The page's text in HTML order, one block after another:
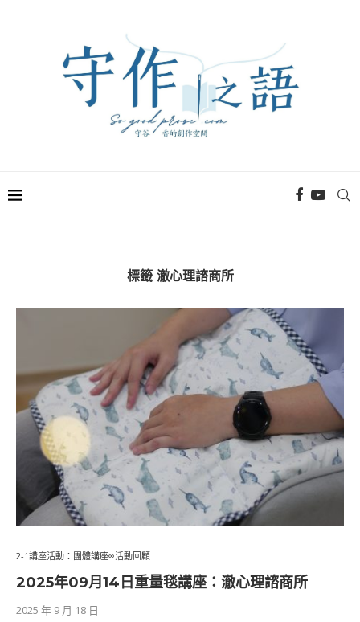
標籤 澈心理諮商所
2-1講座活動：團體講座∞活動回顧
2025年09⽉14⽇重量毯講座：澈心理諮商所
2025 年 9 月 18 日